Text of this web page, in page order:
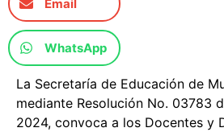
Email
WhatsApp
La Secretaría de Educación de
mediante Resolución No. 03783
2024, convoca a los Docentes y